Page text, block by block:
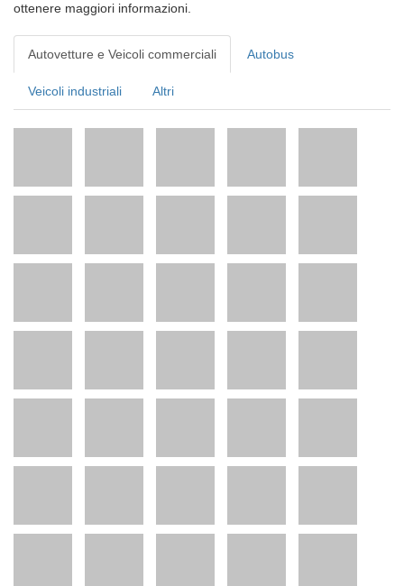
ottenere maggiori informazioni.
Autovetture e Veicoli commerciali Autobus
Veicoli industriali Altri